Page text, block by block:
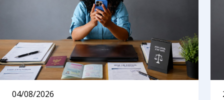
04/08/2026